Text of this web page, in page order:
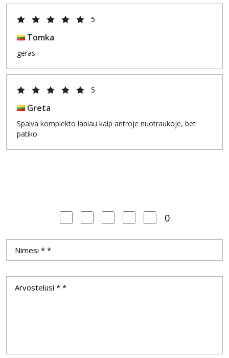
5
Tomka
geras
5
Greta
Spalva komplekto labiau kaip antroje nuotraukoje, bet
patiko
0